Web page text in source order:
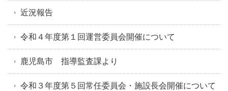
近況報告
令和４年度第１回運営委員会開催について
鹿児島市 指導監査課より
令和３年度第５回常任委員会・施設長会開催について